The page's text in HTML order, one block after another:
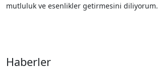
Haberler
mutluluk ve esenlikler getirmesini diliyorum.